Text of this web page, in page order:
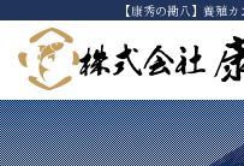
【康秀の勘八】養殖